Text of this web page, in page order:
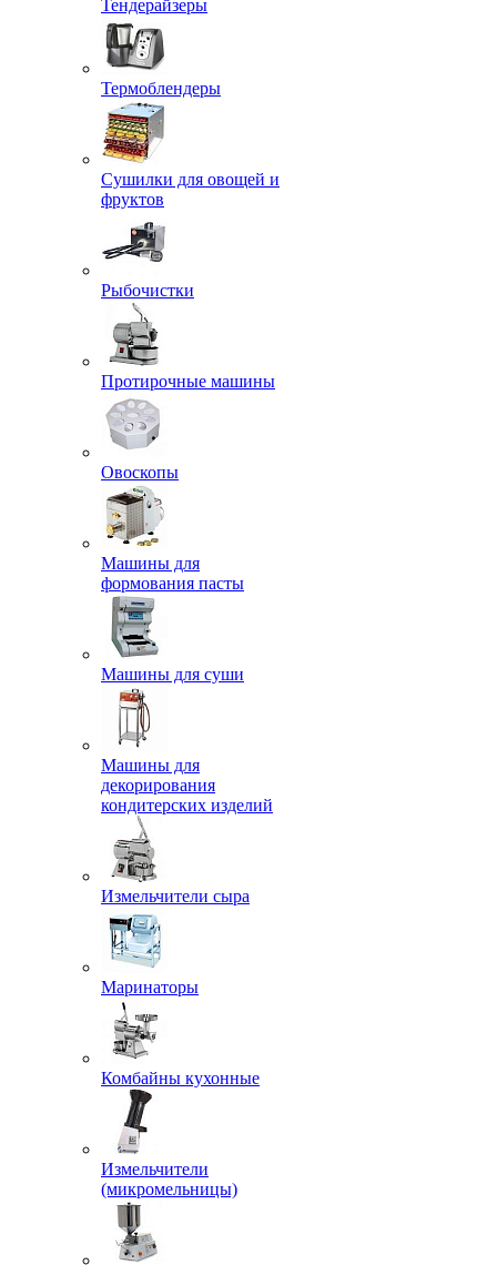
Тендерайзеры
Термоблендеры
Сушилки для овощей и
фруктов
Рыбочистки
Протирочные машины
Овоскопы
Машины для
формования пасты
Машины для суши
Машины для
декорирования
кондитерских изделий
Измельчители сыра
Маринаторы
Комбайны кухонные
Измельчители
(микромельницы)